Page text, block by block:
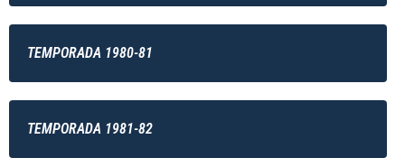
TEMPORADA 1980-81
TEMPORADA 1981-82